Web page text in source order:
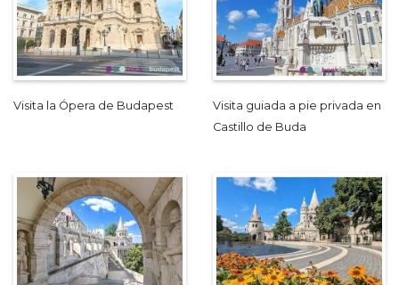
Visita la Ópera de Budapest
Visita guiada a pie privada en
Castillo de Buda